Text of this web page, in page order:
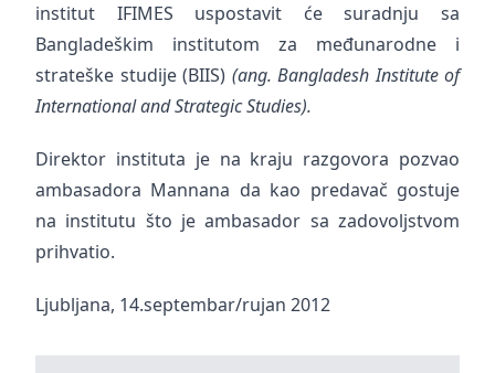
institut IFIMES uspostavit će suradnju sa
Bangladeškim institutom za međunarodne i
strateške studije (BIIS) (ang. Bangladesh Institute of
International and Strategic Studies).
Direktor instituta je na kraju razgovora pozvao
ambasadora Mannana da kao predavač gostuje
na institutu što je ambasador sa zadovoljstvom
prihvatio.
Ljubljana, 14.septembar/rujan 2012